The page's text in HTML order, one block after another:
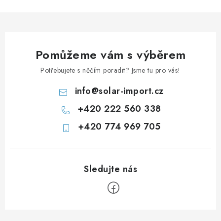
Pomůžeme vám s výběrem
Potřebujete s něčím poradit? Jsme tu pro vás!
info@solar-import.cz
+420 222 560 338
+420 774 969 705